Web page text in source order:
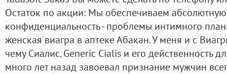
Остаток по акции: Мы обеспечиваем
конфиденциальность - проблемы интимного
женская виагра в аптеке Абакан. У меня и с
чему Сиалис. Generic Cialis и его действенность
много лет назад завоевал признание мужчин